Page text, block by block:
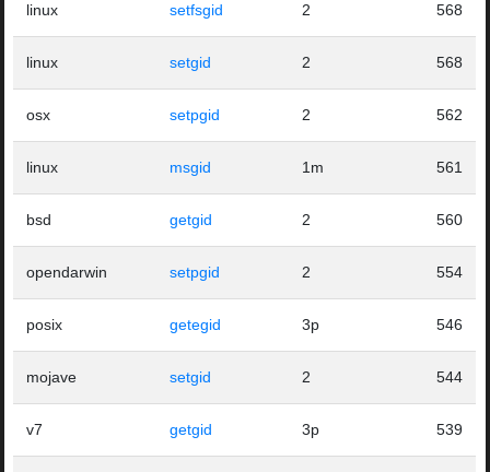
linux setfsgid 2 568
linux setgid 2 568
osx setpgid 2 562
linux msgid 1m 561
bsd getgid 2 560
opendarwin setpgid 2 554
posix getegid 3p 546
mojave setgid 2 544
v7 getgid 3p 539